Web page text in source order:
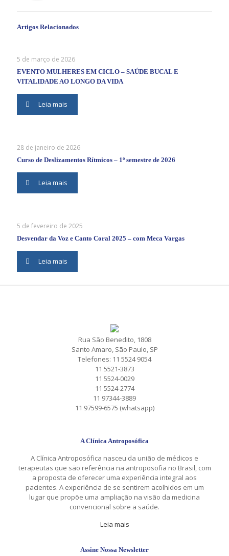
Artigos Relacionados
5 de março de 2026
EVENTO MULHERES EM CICLO – SAÚDE BUCAL E
VITALIDADE AO LONGO DA VIDA
Leia mais
28 de janeiro de 2026
Curso de Deslizamentos Rítmicos – 1º semestre de 2026
Leia mais
5 de fevereiro de 2025
Desvendar da Voz e Canto Coral 2025 – com Meca Vargas
Leia mais
Rua São Benedito, 1808
Santo Amaro, São Paulo, SP
Telefones: 11 5524 9054
11 5521-3873
11 5524-0029
11 5524-2774
11 97344-3889
11 97599-6575 (whatsapp)
A Clínica Antroposófica
A Clínica Antroposófica nasceu da união de médicos e
terapeutas que são referência na antroposofia no Brasil, com
a proposta de oferecer uma experiência integral aos
pacientes. A experiência de se sentirem acolhidos em um
lugar que propõe uma ampliação na visão da medicina
convencional sobre a saúde.
Leia mais
Assine Nossa Newsletter